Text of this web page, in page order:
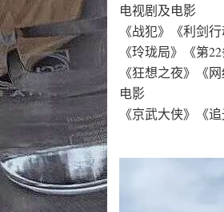
电视剧及电影
《战犯》《利剑
《玲珑局》《第
《狂想之夜》《
电影
《京武大侠》《